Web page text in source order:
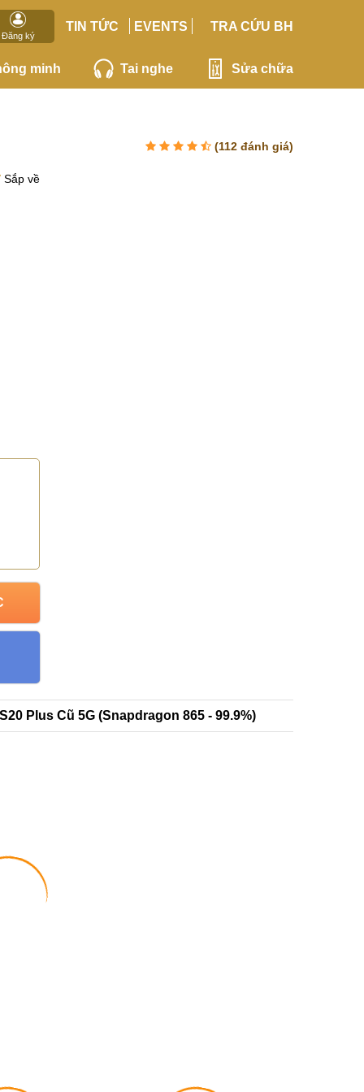
Đăng ký
TIN TỨC EVENTS TRA CỨU BH
minh Tai nghe Sửa chữa
(112 đánh giá)
Sắp về
Plus Cũ 5G (Snapdragon 865 - 99.9%)